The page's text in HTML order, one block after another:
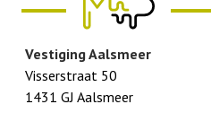
Vestiging Aalsmeer
Visserstraat 50
1431 GJ Aalsmeer